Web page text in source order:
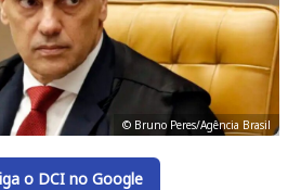
© Bruno Peres/Agência Brasil
o DCI no Google